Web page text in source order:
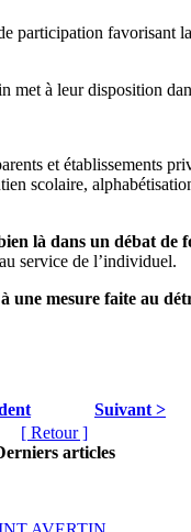
favorisant
met à leur disposition
et
scolaire,
là dans un débat de
service de l’individuel.
une mesure faite au
Suivant >
[ Retour ]
articles